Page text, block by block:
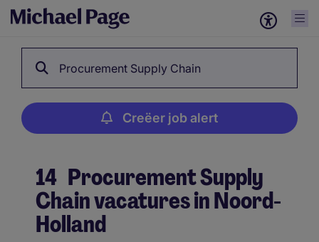
Procurement Supply Chain
Creëer job alert
14 Procurement Supply
Chain vacatures in Noord-
Holland